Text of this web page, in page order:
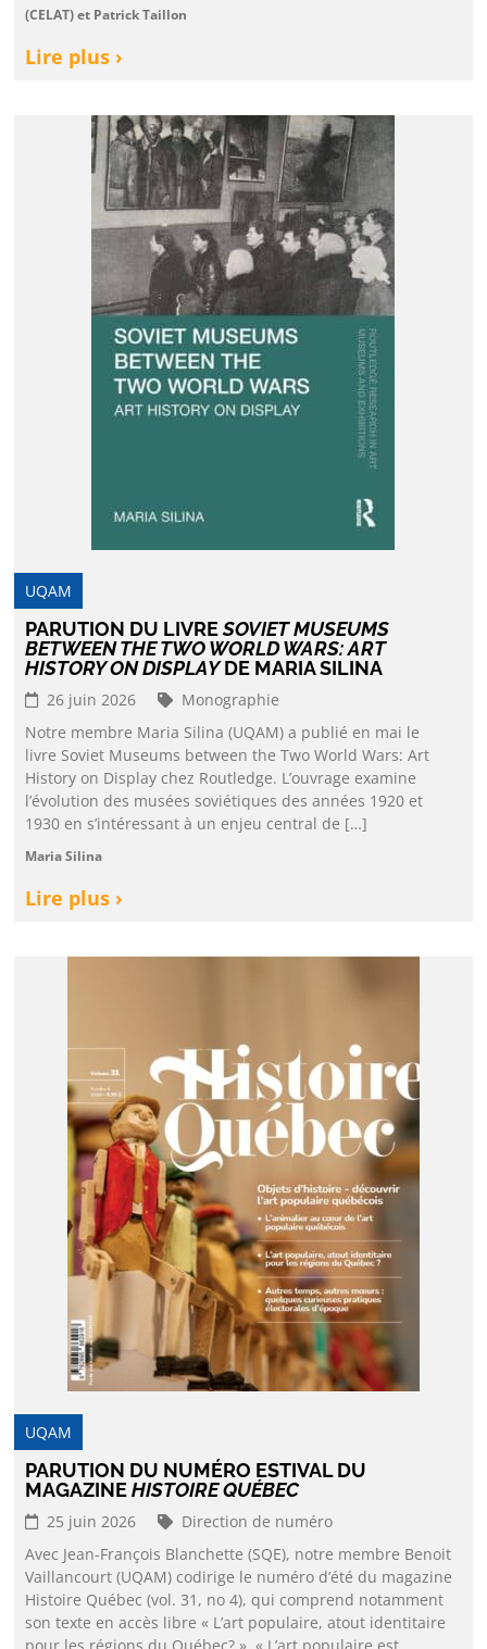
(CELAT) et Patrick Taillon
Lire plus ›
UQAM
PARUTION DU LIVRESOVIET MUSEUMS
BETWEEN THE TWO WORLD WARS: ART
HISTORY ON DISPLAYDE MARIA SILINA
26 juin 2026
Monographie
Notre membre Maria Silina (UQAM) a publié en mai le
livre Soviet Museums between the Two World Wars: Art
History on Display chez Routledge. L’ouvrage examine
l’évolution des musées soviétiques des années 1920 et
1930 en s’intéressant à un enjeu central de […]
Maria Silina
Lire plus ›
UQAM
PARUTION DU NUMÉRO ESTIVAL DU
MAGAZINEHISTOIRE QUÉBEC
25 juin 2026
Direction de numéro
Avec Jean-François Blanchette (SQE), notre membre Benoit
Vaillancourt (UQAM) codirige le numéro d’été du magazine
Histoire Québec (vol. 31, no 4), qui comprend notamment
son texte en accès libre « L’art populaire, atout identitaire